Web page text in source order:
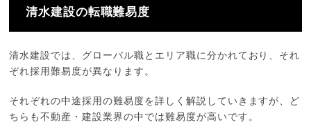
清水建設の転職難易度
清水建設では、グローバル職とエリア職に分かれており、それ
ぞれ採用難易度が異なります。
それぞれの中途採用の難易度を詳しく解説していきますが、ど
ちらも不動産・建設業界の中では難易度が高いです。